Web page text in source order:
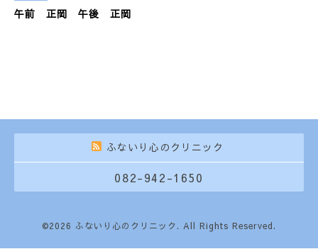
午前 正岡 午後 正岡
ふないり心のクリニック
082-942-1650
©2026 ふないり心のクリニック. All Rights Reserved.